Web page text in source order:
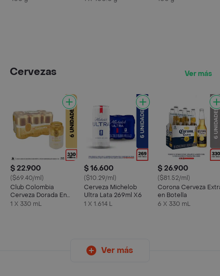
Cervezas Ver más
$ 22.900
($69.40/ml)
Club Colombia
Cerveza Dorada En
Lata 330 ML X6 Unds
1 X 330 mL
$ 16.600
($10.29/ml)
Cerveza Michelob
Ultra Lata 269ml X6
1 X 1.614 L
$ 26.900
($81.52/ml)
Corona Cerveza
en Botella
6 X 330 mL
Ver más